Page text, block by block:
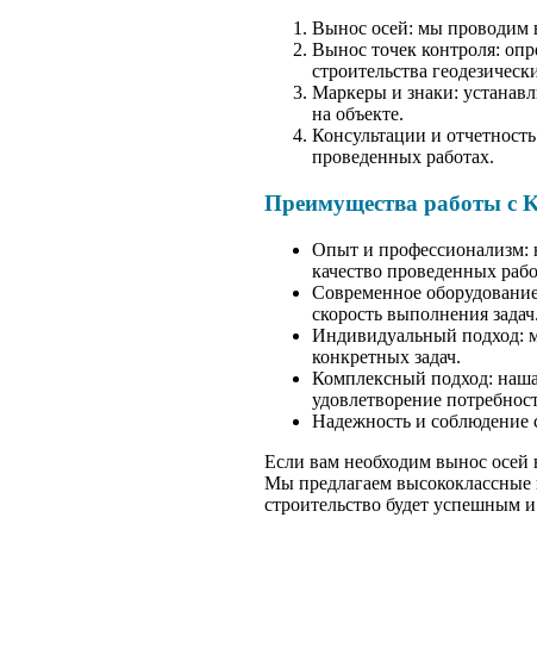
Вынос осей: мы проводим
Вынос точек контроля:
строительства
Маркеры и знаки:
на объекте.
Консультации и
проведенных работах.
Преимущества работы с
Опыт и профессионализм:
качество проведенных
Современное
скорость выполнения задач.
Индивидуальный подход:
конкретных задач.
Комплексный подход: наша
удовлетворение
Надежность и соблюдение
Если вам необходим вынос
Мы предлагаем высококлассные
строительство будет успешным